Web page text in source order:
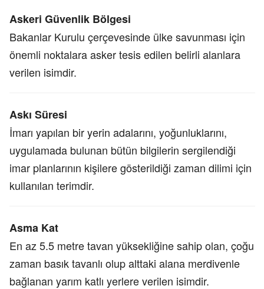
Askeri Güvenlik Bölgesi
Bakanlar Kurulu çerçevesinde ülke savunması için
önemli noktalara asker tesis edilen belirli alanlara
verilen isimdir.
Askı Süresi
İmarı yapılan bir yerin adalarını, yoğunluklarını,
uygulamada bulunan bütün bilgilerin sergilendiği
imar planlarının kişilere gösterildiği zaman dilimi için
kullanılan terimdir.
Asma Kat
En az 5.5 metre tavan yüksekliğine sahip olan, çoğu
zaman basık tavanlı olup alttaki alana merdivenle
bağlanan yarım katlı yerlere verilen isimdir.